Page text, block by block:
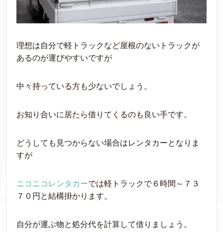
理想は自分で軽トラックなど屋根のないトラックが
あるのが運びやすいですが
中々持っている方も少ないでしょう。
お知り合いに居たら借りてくるのも良い手です。
どうしても見つからない場合はレンタカーとなりま
すが
ニコニコレンタカーでは軽トラックで６時間～７３
７０円と結構掛かります。
自分が運ぶ物と処分代を計算して借りましょう。